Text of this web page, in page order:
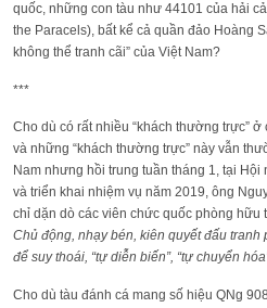
quốc, những con tàu như 44101 của hải
the Paracels), bất kể cả quần đảo Hoàng
không thể tranh cãi” của Việt Nam?
***
Cho dù có rất nhiều “khách thường trực”
và những “khách thường trực” này vẫn
Nam nhưng hồi trung tuần tháng 1, tại
và triển khai nhiệm vụ năm 2019, ông
chỉ dặn dò các viên chức quốc phòng hữu
Chủ động, nhạy bén, kiên quyết đấu
để suy thoái, “tự diễn biến”, “tự chuyển
Cho dù tàu đánh cá mang số hiệu QNg